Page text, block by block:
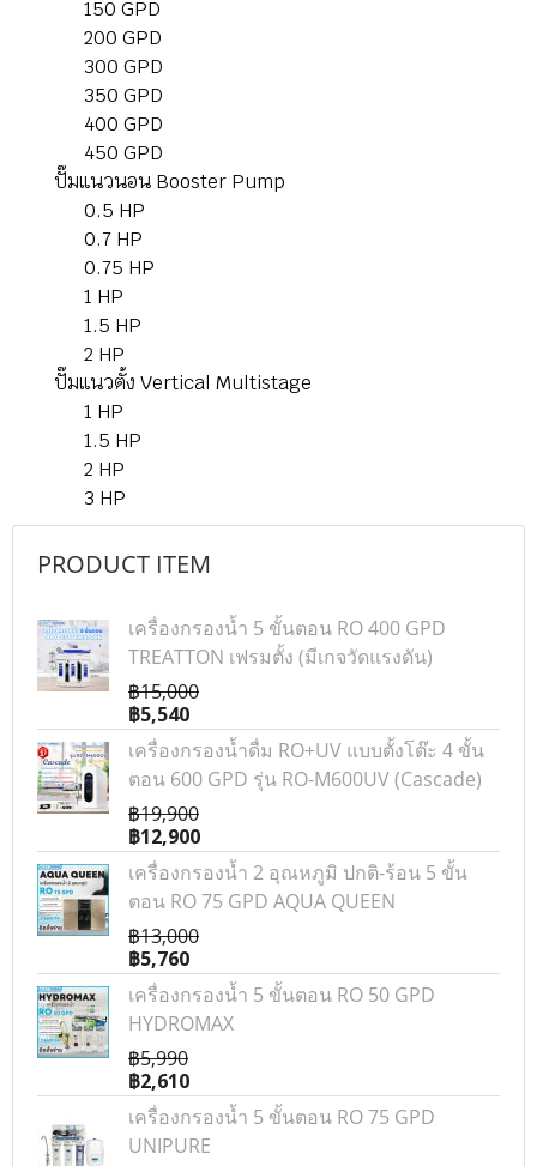
150 GPD
200 GPD
300 GPD
350 GPD
400 GPD
450 GPD
ปั๊มแนวนอน Booster Pump
0.5 HP
0.7 HP
0.75 HP
1 HP
1.5 HP
2 HP
ปั๊มแนวตั้ง Vertical Multistage
1 HP
1.5 HP
2 HP
3 HP
PRODUCT ITEM
เครื่องกรองน้ำ 5 ขั้นตอน RO 400 GPD
TREATTON เฟรมตั้ง (มีเกจวัดแรงดัน)
฿15,000
฿5,540
เครื่องกรองน้ำดื่ม RO+UV แบบตั้งโต๊ะ 4 ขั้น
ตอน 600 GPD รุ่น RO-M600UV (Cascade)
฿19,900
฿12,900
เครื่องกรองน้ำ 2 อุณหภูมิ ปกติ-ร้อน 5 ขั้น
ตอน RO 75 GPD AQUA QUEEN
฿13,000
฿5,760
เครื่องกรองน้ำ 5 ขั้นตอน RO 50 GPD
HYDROMAX
฿5,990
฿2,610
เครื่องกรองน้ำ 5 ขั้นตอน RO 75 GPD
UNIPURE